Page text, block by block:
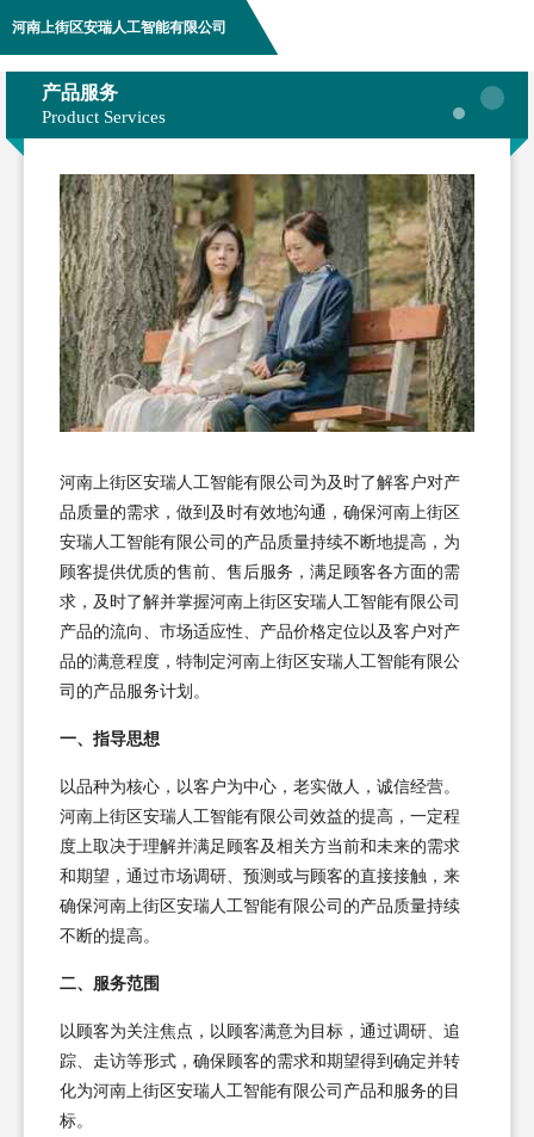
河南上街区安瑞人工智能有限公司
产品服务
Product Services
河南上街区安瑞人工智能有限公司为及时了解客户对产
品质量的需求，做到及时有效地沟通，确保河南上街区
安瑞人工智能有限公司的产品质量持续不断地提高，为
顾客提供优质的售前、售后服务，满足顾客各方面的需
求，及时了解并掌握河南上街区安瑞人工智能有限公司
产品的流向、市场适应性、产品价格定位以及客户对产
品的满意程度，特制定河南上街区安瑞人工智能有限公
司的产品服务计划。
一、指导思想
以品种为核心，以客户为中心，老实做人，诚信经营。
河南上街区安瑞人工智能有限公司效益的提高，一定程
度上取决于理解并满足顾客及相关方当前和未来的需求
和期望，通过市场调研、预测或与顾客的直接接触，来
确保河南上街区安瑞人工智能有限公司的产品质量持续
不断的提高。
二、服务范围
以顾客为关注焦点，以顾客满意为目标，通过调研、追
踪、走访等形式，确保顾客的需求和期望得到确定并转
化为河南上街区安瑞人工智能有限公司产品和服务的目
标。